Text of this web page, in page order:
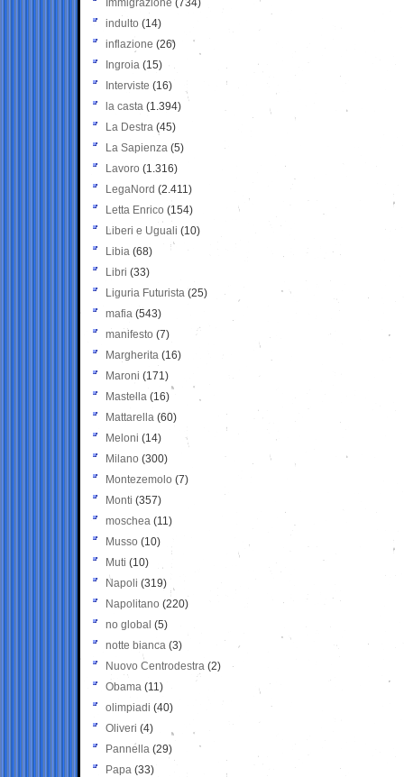
Immigrazione (734)
indulto (14)
inflazione (26)
Ingroia (15)
Interviste (16)
la casta (1.394)
La Destra (45)
La Sapienza (5)
Lavoro (1.316)
LegaNord (2.411)
Letta Enrico (154)
Liberi e Uguali (10)
Libia (68)
Libri (33)
Liguria Futurista (25)
mafia (543)
manifesto (7)
Margherita (16)
Maroni (171)
Mastella (16)
Mattarella (60)
Meloni (14)
Milano (300)
Montezemolo (7)
Monti (357)
moschea (11)
Musso (10)
Muti (10)
Napoli (319)
Napolitano (220)
no global (5)
notte bianca (3)
Nuovo Centrodestra (2)
Obama (11)
olimpiadi (40)
Oliveri (4)
Pannella (29)
Papa (33)